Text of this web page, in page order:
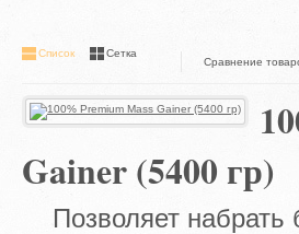
Список Сетка
Сравнение
Gainer (5400 гр)
Позволяет набрать